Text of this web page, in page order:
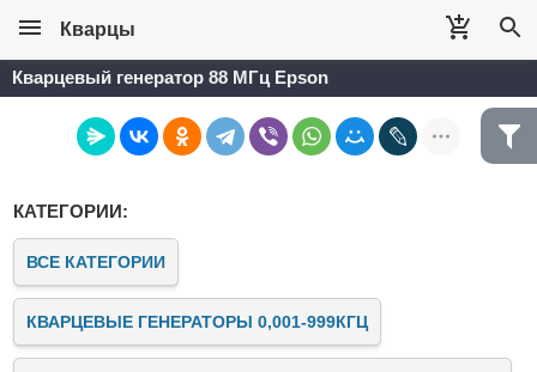
Кварцы
Кварцевый генератор 88 МГц Epson
КАТЕГОРИИ:
ВСЕ КАТЕГОРИИ
КВАРЦЕВЫЕ ГЕНЕРАТОРЫ 0,001-999КГЦ